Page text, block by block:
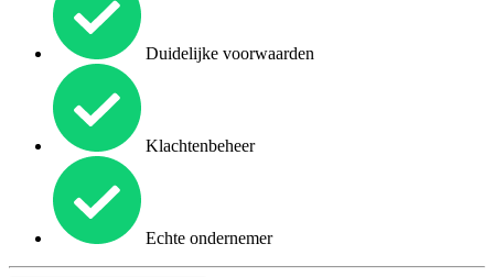
Duidelijke voorwaarden
Klachtenbeheer
Echte ondernemer